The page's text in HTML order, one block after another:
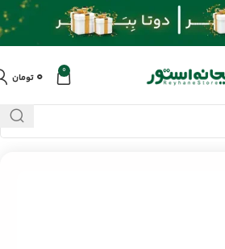
0 ۰ تومان
موبایل/ایرفون با سیم کلومن KE-35